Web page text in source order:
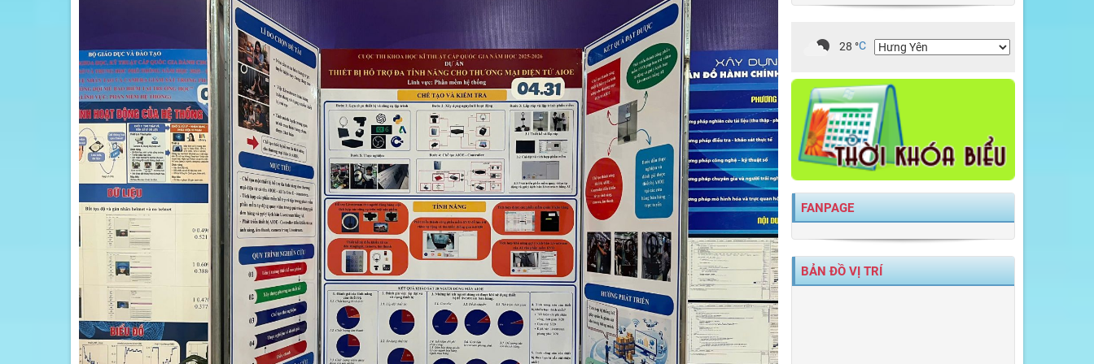
28 °C
FANPAGE
BẢN ĐỒ VỊ TRÍ